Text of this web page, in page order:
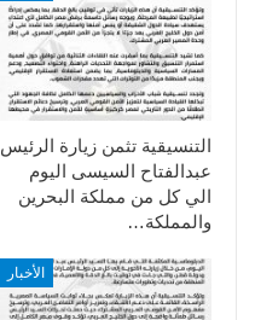
التنسيقية تثمن زيارة الرئيس
عبدالفتاح السيسى اليوم
الي كل من مملكة البحرين
والمملكة…
الأخبار